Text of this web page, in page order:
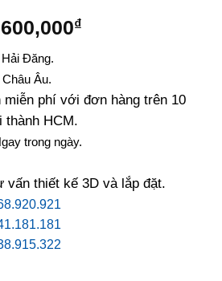
₫Giá
2,600,000₫.
Đăng.
Âu.
miễn phí với đơn hàng trên 10
thành HCM.
trong ngày.
vấn thiết kế 3D và lắp đặt.